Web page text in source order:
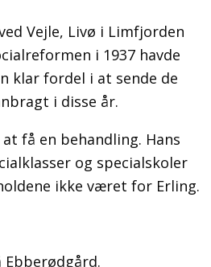
Vejle, Livø i Limfjorden
i 1937 havde
klar fordel i at sende de
i disse år.
få en behandling. Hans
og specialskoler
ikke været for Erling.